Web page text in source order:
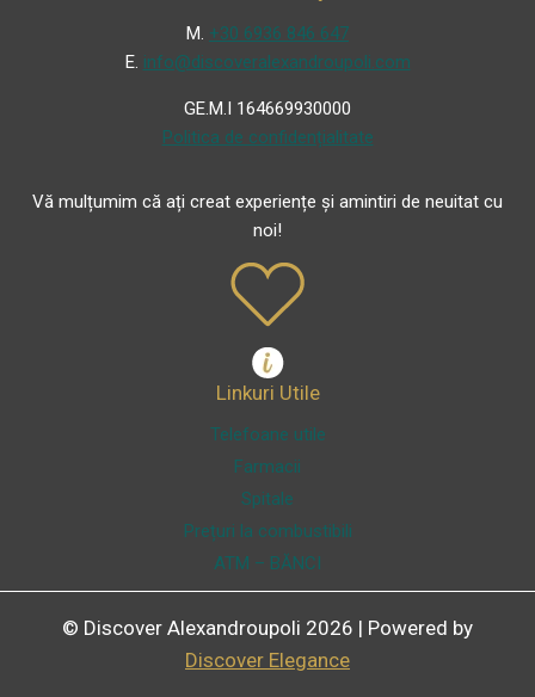
Μ. +30 6936 846 647
Ε. info@discoveralexandroupoli.com
GE.M.I 164669930000
Politica de confidențialitate
Vă mulțumim că ați creat experiențe și amintiri de neuitat cu
noi!
Linkuri Utile
Telefoane utile
Farmacii
Spitale
Prețuri la combustibili
ATM – BĂNCI
© Discover Alexandroupoli 2026 | Powered by
Discover Elegance